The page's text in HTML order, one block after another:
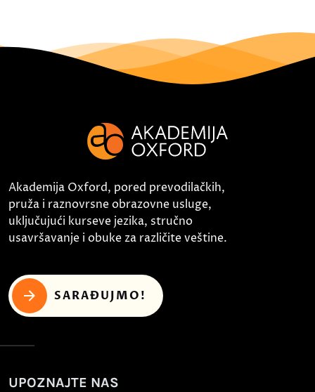
Akademija Oxford, pored prevodilačkih,
pruža i raznovrsne obrazovne usluge,
uključujući kurseve jezika, stručno
usavršavanje i obuke za različite veštine.
SARAĐUJMO!
UPOZNAJTE NAS